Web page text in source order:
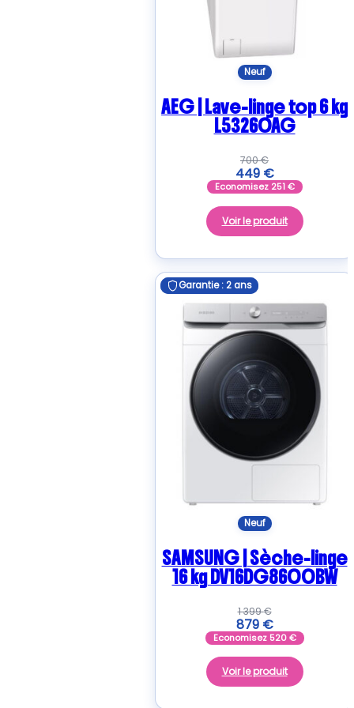
Neuf
AEG | Lave-linge top 6 kg
L53260AG
700€
449 €
Economisez 251€
Voir le produit
Garantie : 2 ans
Neuf
Garantie : 2 ans
SAMSUNG | Sèche-linge
16 kg DV16DG8600BW
1 399€
879 €
Economisez 520€
Voir le produit